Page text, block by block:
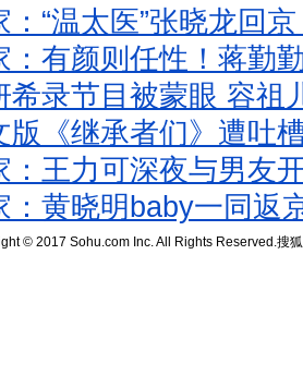
：“温太医”张晓龙回
：有颜则任性！蒋勤
希录节目被蒙眼 容祖
版《继承者们》遭吐
：王力可深夜与男友
：黄晓明baby一同返
© 2017 Sohu.com Inc. All Rights Reserved.搜